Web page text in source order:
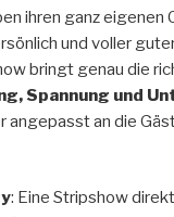
ihren ganz eigenen
und voller
bringt genau die
Spannung und
angepasst an die
: Eine Stripshow